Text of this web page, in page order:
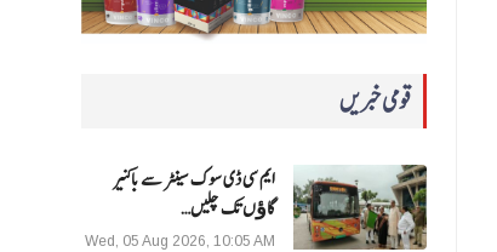
قومی خبریں
ایم سی ڈی سوک سینٹر سے باکنیر
گاﺅں تک چلیں…
Wed, 05 Aug 2026, 10:05 AM